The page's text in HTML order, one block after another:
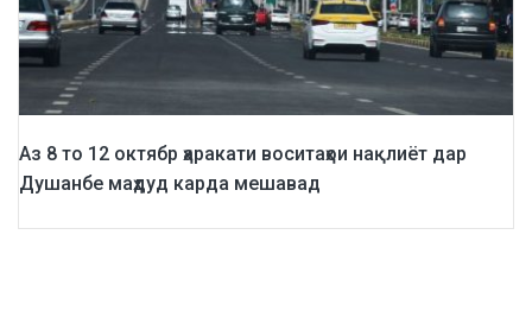
Аз 8 то 12 октябр ҳаракати воситаҳои нақлиёт дар
Душанбе маҳдуд карда мешавад